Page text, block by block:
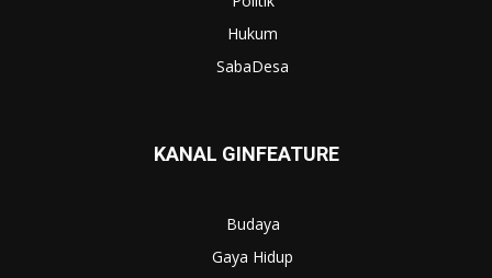
Hukum
SabaDesa
KANAL GINFEATURE
Budaya
Gaya Hidup